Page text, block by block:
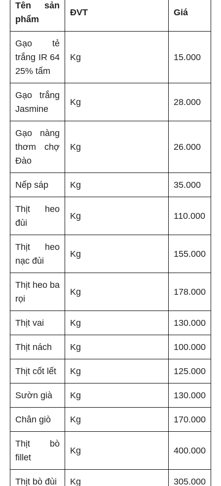
Tên sản
phẩm
ĐVT Giá
Gạo tẻ
trắng IR 64
25% tấm
Kg 15.000
Gạo trắng
Jasmine
Kg 28.000
Gạo nàng
thơm chợ
Đào
Kg 26.000
Nếp sáp Kg 35.000
Thịt heo
đùi
Kg 110.000
Thịt heo
nạc đùi
Kg 155.000
Thịt heo ba
rọi
Kg 178.000
Thịt vai Kg 130.000
Thịt nách Kg 100.000
Thịt cốt lết Kg 125.000
Sườn già Kg 130.000
Chân giò Kg 170.000
Thịt bò
fillet
Kg 400.000
Thịt bò đùi Kg 305.000